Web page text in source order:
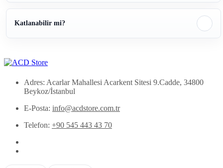
Katlanabilir mi?
Adres: Acarlar Mahallesi Acarkent Sitesi 9.Cadde, 34800
Beykoz/İstanbul
E-Posta: info@acdstore.com.tr
Telefon: +90 545 443 43 70